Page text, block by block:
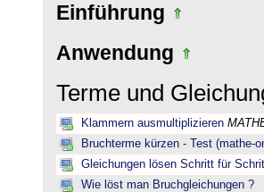
Einführung
Anwendung
Terme und
Klammern ausmultiplizieren
Bruchterme kürzen - Test (mathe-
Gleichungen lösen Schritt für
Wie löst man Bruchgleichungen ?